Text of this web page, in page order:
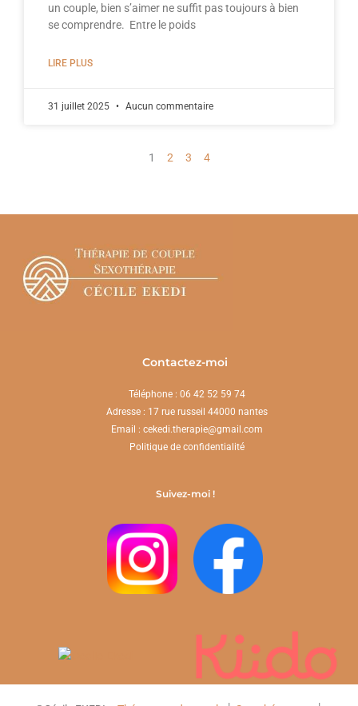
un couple, bien s’aimer ne suffit pas toujours à bien
se comprendre. Entre le poids
LIRE PLUS
31 juillet 2025 Aucun commentaire
1 2 3 4
Contactez-moi
Téléphone : 06 42 52 59 74
Adresse : 17 rue russeil 44000 nantes
Email : cekedi.therapie@gmail.com
Politique de confidentialité
Suivez-moi !